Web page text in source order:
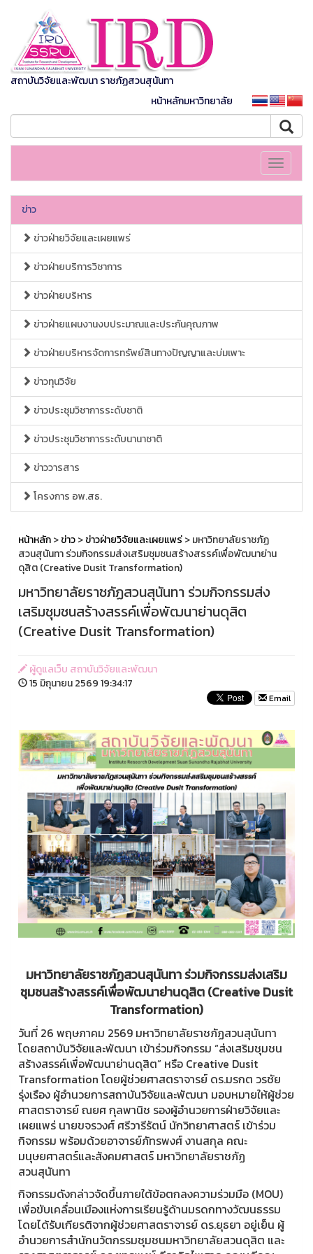
สถาบันวิจัยและพัฒนา ราชภัฏสวนสุนันทา
หน้าหลักมหาวิทยาลัย
Toggle
ข่าว
ข่าวฝ่ายวิจัยและเผยแพร่
ข่าวฝ่ายบริการวิชาการ
ข่าวฝ่ายบริหาร
ข่าวฝ่ายแผนงานงบประมาณและประกันคุณภาพ
ข่าวฝ่ายบริหารจัดการทรัพย์สินทางปัญญาและบ่มเพาะ
ข่าวทุนวิจัย
ข่าวประชุมวิชาการระดับชาติ
ข่าวประชุมวิชาการระดับนานาชาติ
ข่าววารสาร
โครงการ อพ.สธ.
หน้าหลัก>ข่าว>ข่าวฝ่ายวิจัยและเผยแพร่> มหาวิทยาลัยราชภัฏ
สวนสุนันทา ร่วมกิจกรรมส่งเสริมชุมชนสร้างสรรค์เพื่อพัฒนาย่าน
ดุสิต (Creative Dusit Transformation)
มหาวิทยาลัยราชภัฏสวนสุนันทา ร่วมกิจกรรมส่ง
เสริมชุมชนสร้างสรรค์เพื่อพัฒนาย่านดุสิต
(Creative Dusit Transformation)
ผู้ดูแลเว็บ สถาบันวิจัยและพัฒนา
15 มิถุนายน 2569 19:34:17
Email
มหาวิทยาลัยราชภัฏสวนสุนันทา ร่วมกิจกรรมส่งเสริม
ชุมชนสร้างสรรค์เพื่อพัฒนาย่านดุสิต (Creative Dusit
Transformation)
วันที่ 26 พฤษภาคม 2569 มหาวิทยาลัยราชภัฏสวนสุนันทา
โดยสถาบันวิจัยและพัฒนา เข้าร่วมกิจกรรม “ส่งเสริมชุมชน
สร้างสรรค์เพื่อพัฒนาย่านดุสิต” หรือ Creative Dusit
Transformation โดยผู้ช่วยศาสตราจารย์ ดร.มรกต วรชัย
รุ่งเรือง ผู้อำนวยการสถาบันวิจัยและพัฒนา มอบหมายให้ผู้ช่วย
ศาสตราจารย์ ณยศ กุลพานิช รองผู้อำนวยการฝ่ายวิจัยและ
เผยแพร่ นายขจรวงศ์ ศรีวารีรัตน์ นักวิทยาศาสตร์ เข้าร่วม
กิจกรรม พร้อมด้วยอาจารย์ภัทรพงศ์ งานสกุล คณะ
มนุษยศาสตร์และสังคมศาสตร์ มหาวิทยาลัยราชภัฏ
สวนสุนันทา
กิจกรรมดังกล่าวจัดขึ้นภายใต้ข้อตกลงความร่วมมือ (MOU)
เพื่อขับเคลื่อนเมืองแห่งการเรียนรู้ด้านมรดกทางวัฒนธรรม
โดยได้รับเกียรติจากผู้ช่วยศาสตราจารย์ ดร.ยุธยา อยู่เย็น ผู้
อำนวยการสำนักนวัตกรรมชุมชนมหาวิทยาลัยสวนดุสิต และ